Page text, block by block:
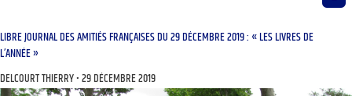
LIBRE JOURNAL DES AMITIÉS FRANÇAISES DU 29 DÉCEMBRE 2019 : « LES LIVRES DE
L’ANNÉE »
DELCOURT THIERRY 29 DÉCEMBRE 2019